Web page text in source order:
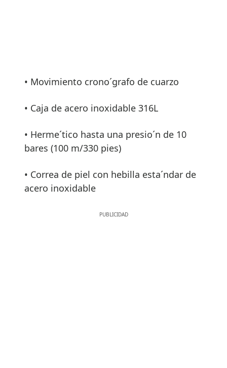
• Movimiento crono´grafo de cuarzo
• Caja de acero inoxidable 316L
• Herme´tico hasta una presio´n de 10
bares (100 m/330 pies)
• Correa de piel con hebilla esta´ndar de
acero inoxidable